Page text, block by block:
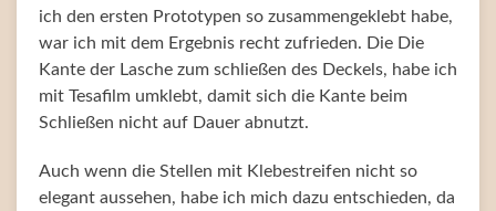
ich den ersten Prototypen so zusammengeklebt habe,
war ich mit dem Ergebnis recht zufrieden. Die Die
Kante der Lasche zum schließen des Deckels, habe ich
mit Tesafilm umklebt, damit sich die Kante beim
Schließen nicht auf Dauer abnutzt.
Auch wenn die Stellen mit Klebestreifen nicht so
elegant aussehen, habe ich mich dazu entschieden, da